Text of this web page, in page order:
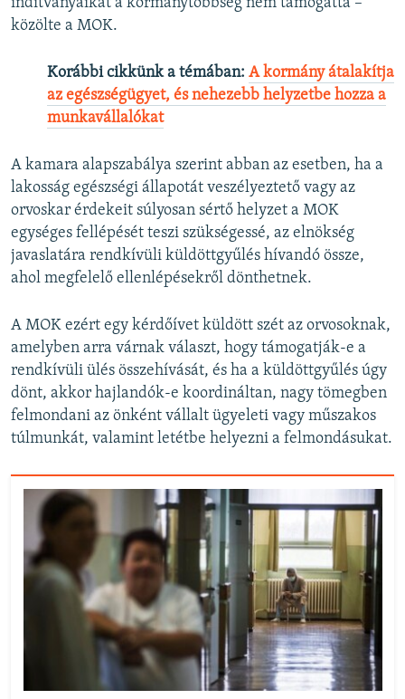
indítványaikat a kormánytöbbség nem támogatta –
közölte a MOK.
Korábbi cikkünk a témában: A kormány átalakítja
az egészségügyet, és nehezebb helyzetbe hozza a
munkavállalókat
A kamara alapszabálya szerint abban az esetben, ha a
lakosság egészségi állapotát veszélyeztető vagy az
orvoskar érdekeit súlyosan sértő helyzet a MOK
egységes fellépését teszi szükségessé, az elnökség
javaslatára rendkívüli küldöttgyűlés hívandó össze,
ahol megfelelő ellenlépésekről dönthetnek.
A MOK ezért egy kérdőívet küldött szét az orvosoknak,
amelyben arra várnak választ, hogy támogatják-e a
rendkívüli ülés összehívását, és ha a küldöttgyűlés úgy
dönt, akkor hajlandók-e koordináltan, nagy tömegben
felmondani az önként vállalt ügyeleti vagy műszakos
túlmunkát, valamint letétbe helyezni a felmondásukat.